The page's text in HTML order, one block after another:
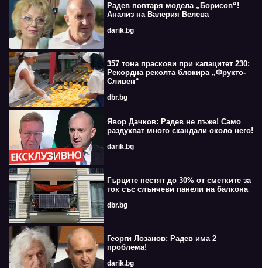
Радев повтаря модела „Борисов“!
Анализ на Валерия Велева
darik.bg
357 тона праскови при капацитет 230:
Рекордна реколта блокира „Фрукто-
Сливен“
dbr.bg
Явор Дачков: Радев не лъже! Само
раздухват много скандали около него!
darik.bg
Гърците пестят до 30% от сметките за
ток със слънчеви панели на балкона
dbr.bg
Георги Лозанов: Радев има 2
проблема!
darik.bg